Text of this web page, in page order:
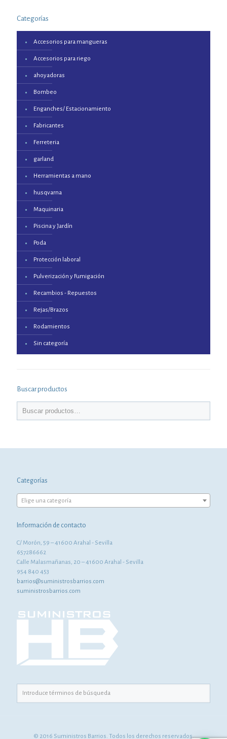
Categorías
Accesorios para mangueras
Accesorios para riego
ahoyadoras
Bombeo
Enganches/ Estacionamiento
Fabricantes
Ferreteria
garland
Herramientas a mano
husqvarna
Maquinaria
Piscina y Jardín
Poda
Protección laboral
Pulverización y Fumigación
Recambios - Repuestos
Rejas/Brazos
Rodamientos
Sin categoría
Buscar productos
Categorías
Elige una categoría
Información de contacto
C/ Morón, 59 – 41600 Arahal - Sevilla
657286662
Calle Malasmañanas, 20 – 41600 Arahal - Sevilla
954 840 453
barrios@suministrosbarrios.com
suministrosbarrios.com
© 2016 Suministros Barrios. Todos los derechos reservados.